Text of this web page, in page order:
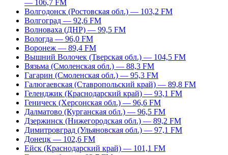
— 106,7 FM
Волгодонск (Ростовская обл.) — 103,2 FM
Волгоград — 92,6 FM
Волноваха (ДНР) — 99,5 FM
Вологда — 96,0 FM
Воронеж — 89,4 FM
Вышний Волочек (Тверская обл.) — 104,5 FM
Вязьма (Смоленская обл.) — 88,3 FM
Гагарин (Смоленская обл.) — 95,3 FM
Галюгаевская (Ставропольский край) — 89,8 FM
Геленджик (Краснодарский край) — 93,1 FM
Геническ (Херсонская обл.) — 96,6 FM
Далматово (Курганская обл.) — 96,5 FM
Дзержинск (Нижегородская обл.) — 89,2 FM
Димитровград (Ульяновская обл.) — 97,1 FM
Донецк — 102,6 FM
Ейск (Краснодарский край) — 101,1 FM